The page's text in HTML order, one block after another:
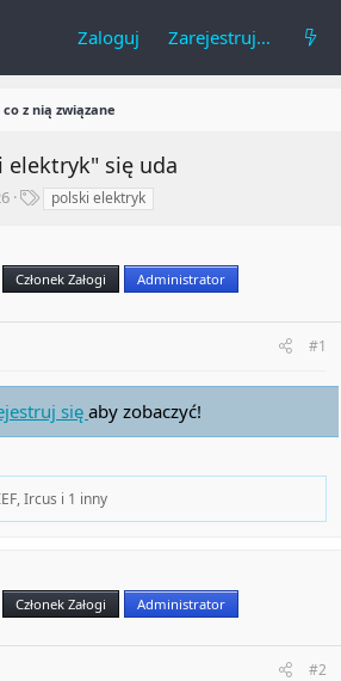
Zaloguj Zarejestruj się
z nią związane
elektryk" się uda
T
i
polski elektryk
Członek Załogi Administrator
#1
sięaby zobaczyć!
,Ircus i 1 inny
Członek Załogi Administrator
#2